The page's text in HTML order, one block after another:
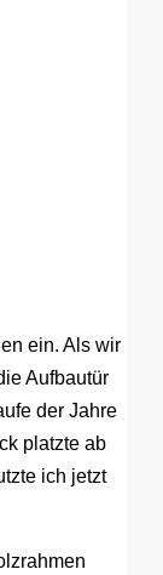
ein. Als wir
Aufbautür
der Jahre
platzte ab
ich jetzt